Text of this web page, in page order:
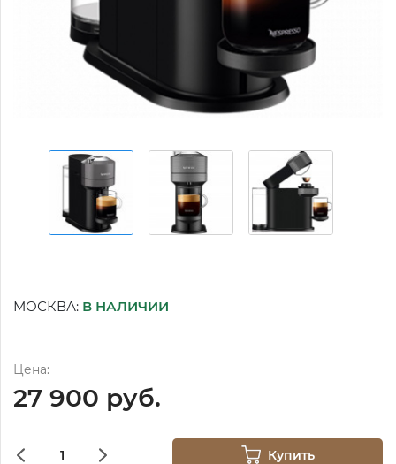
МОСКВА: В НАЛИЧИИ
Цена:
27 900 руб.
Купить